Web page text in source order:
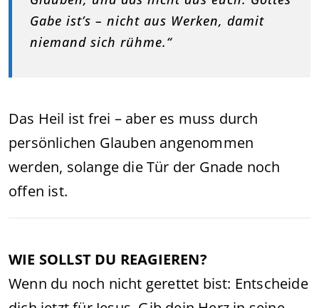
Gabe ist’s – nicht aus Werken, damit
niemand sich rühme.“
Das Heil ist frei – aber es muss durch
persönlichen Glauben angenommen
werden, solange die Tür der Gnade noch
offen ist.
WIE SOLLST DU REAGIEREN?
Wenn du noch nicht gerettet bist: Entscheide